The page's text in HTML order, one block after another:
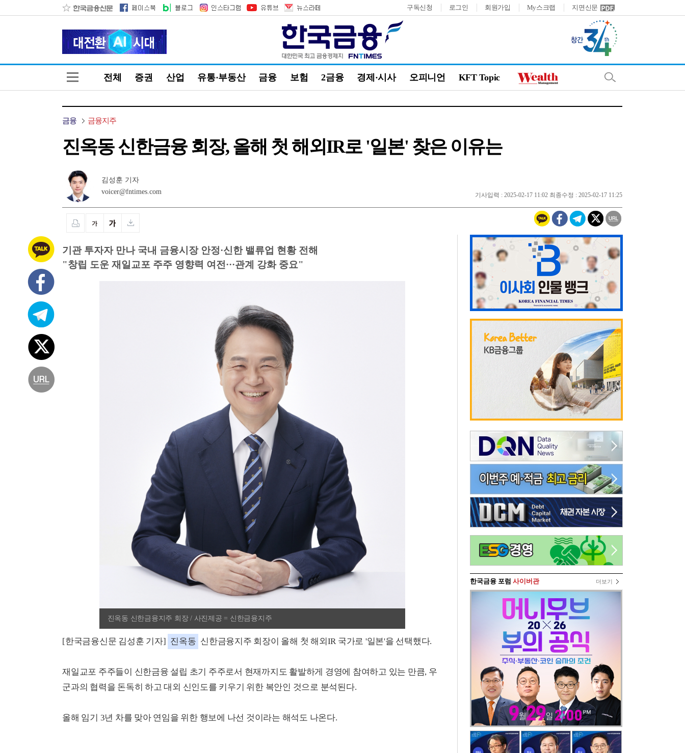
구독신청 로그인 회원가입 My스크랩 지면신문
전체 증권 산업 유통·부동산 금융 보험 2금융 경제·시사 오피니언 KFT Topic
금융 금융지주
진옥동 신한금융 회장, 올해 첫 해외IR로 '일본' 찾은 이유는
김성훈 기자
voicer@fntimes.com
기사입력 : 2025-02-17 11:02 최종수정 : 2025-02-17 11:25
기관 투자자 만나 국내 금융시장 안정·신한 밸류업 현황 전해
"창립 도운 재일교포 주주 영향력 여전···관계 강화 중요"
진옥동 신한금융지주 회장 / 사진제공 = 신한금융지주
[한국금융신문 김성훈 기자] 진옥동 신한금융지주 회장이 올해 첫 해외IR 국가로 '일본'을 선택했다.
재일교포 주주들이 신한금융 설립 초기 주주로서 현재까지도 활발하게 경영에 참여하고 있는 만큼, 우
군과의 협력을 돈독히 하고 대외 신인도를 키우기 위한 복안인 것으로 분석된다.
올해 임기 3년 차를 맞아 연임을 위한 행보에 나선 것이라는 해석도 나온다.
한국금융 포럼 사이버관 더보기